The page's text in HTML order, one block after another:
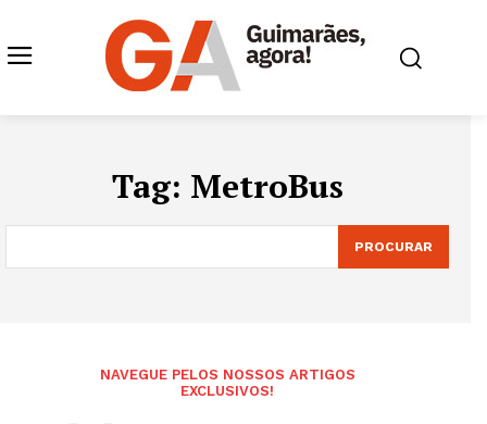
Tag: MetroBus
PROCURAR
NAVEGUE PELOS NOSSOS ARTIGOS
EXCLUSIVOS!